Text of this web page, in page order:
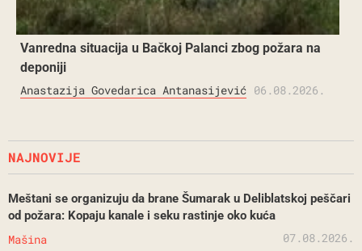
Vanredna situacija u Bačkoj Palanci zbog požara na
deponiji
Anastazija Govedarica Antanasijević 06.08.2026.
NAJNOVIJE
Meštani se organizuju da brane Šumarak u Deliblatskoj peščari
od požara: Kopaju kanale i seku rastinje oko kuća
Mašina 07.08.2026.